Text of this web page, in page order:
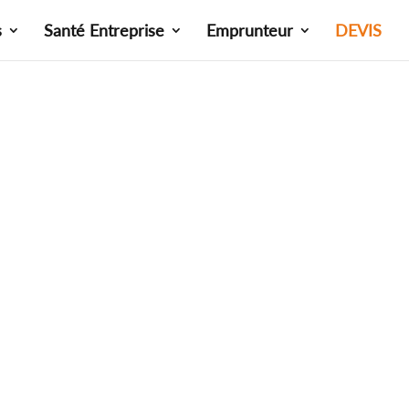
Santé Entreprise Emprunteur DEVIS